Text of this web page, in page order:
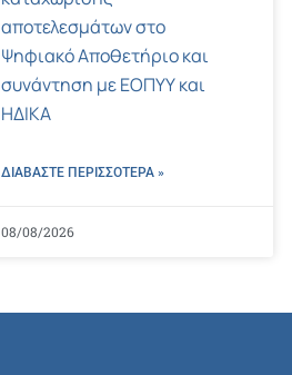
αποτελεσμάτων στο
Ψηφιακό Αποθετήριο και
συνάντηση με ΕΟΠΥΥ και
ΗΔΙΚΑ
ΔΙΑΒΑΣΤΕ ΠΕΡΙΣΣΌΤΕΡΑ »
08/08/2026